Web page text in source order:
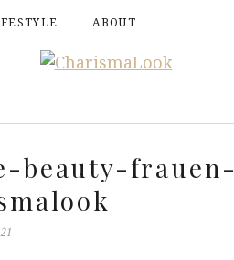
ABOUT
beauty-frauen-